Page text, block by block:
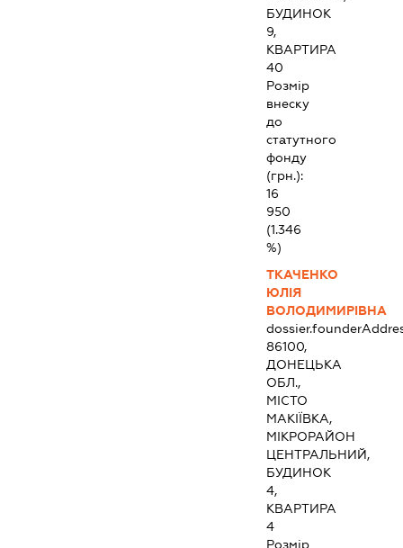
БУДИНОК
9,
КВАРТИРА
40
Розмір
внеску
до
статутного
фонду
(грн.):
16
950
(1.346
%)
ТКАЧЕНКО
ЮЛІЯ
ВОЛОДИМИРІВНА
86100,
ДОНЕЦЬКА
ОБЛ.,
МІСТО
МАКІЇВКА,
МІКРОРАЙОН
ЦЕНТРАЛЬНИЙ,
БУДИНОК
4,
КВАРТИРА
4
Розмір